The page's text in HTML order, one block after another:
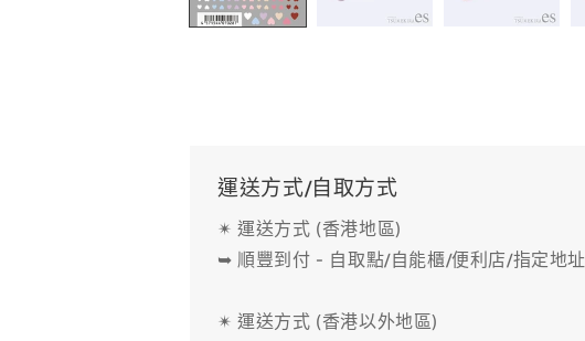
運送方式/自取方式
✴ 運送方式 (香港地區)
➥ 順豐到付 - 自取點/自能櫃/便利店/指定地址
✴ 運送方式 (香港以外地區)